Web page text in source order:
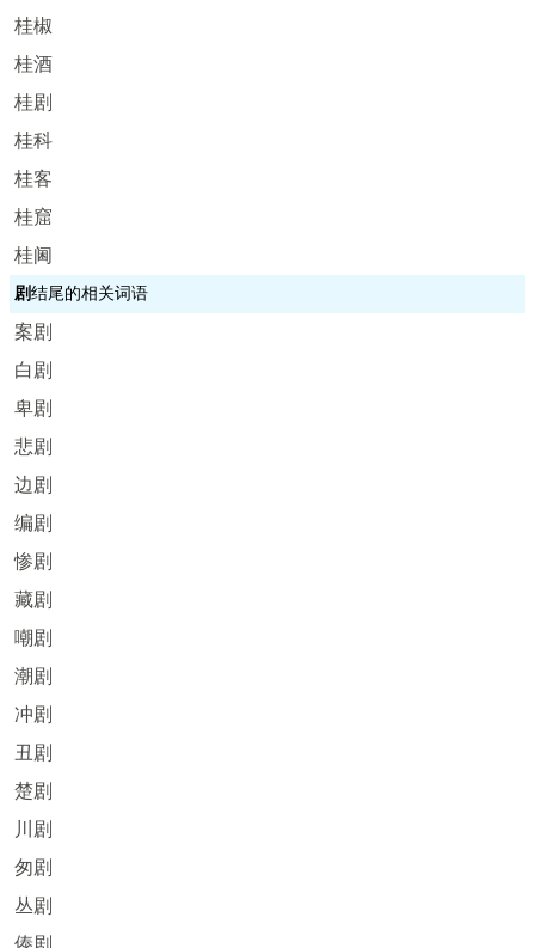
桂椒
桂酒
桂剧
桂科
桂客
桂窟
桂阃
剧结尾的相关词语
案剧
白剧
卑剧
悲剧
边剧
编剧
惨剧
藏剧
嘲剧
潮剧
冲剧
丑剧
楚剧
川剧
匆剧
丛剧
傣剧